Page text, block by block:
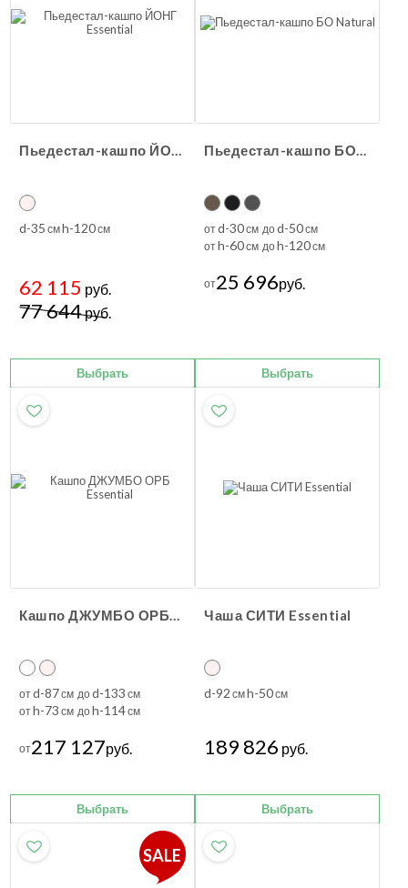
Пьедестал-кашпо ЙОНГ Essential
d-35 смh-120см
62 115 руб.
77 644руб.
Выбрать
Пьедестал-кашпо БО Natural
отd-30см доd-50см
отh-60см доh-120см
от25 696руб.
Выбрать
Кашпо ДЖУМБО ОРБ Essential
отd-87см доd-133 см
отh-73 см доh-114см
от217 127руб.
Выбрать
Чаша СИТИ Essential
d-92 смh-50см
189 826 руб.
Выбрать
SALE